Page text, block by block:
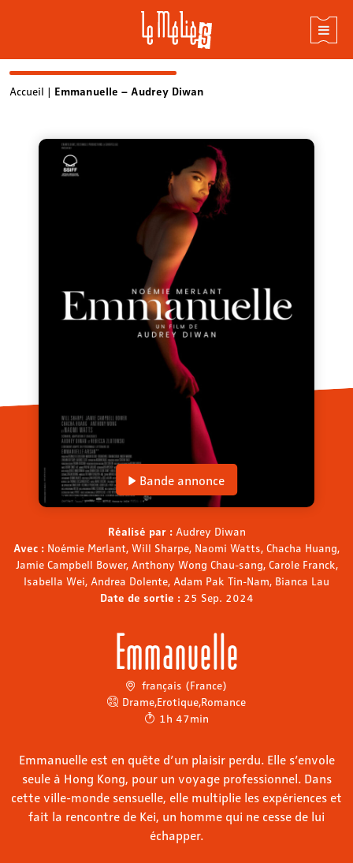
SkipAccueil | Emmanuelle – Audrey Diwan
Bande annonce
Réalisé par : Audrey Diwan
Avec : Noémie Merlant, Will Sharpe, Naomi Watts, Chacha Huang,
Jamie Campbell Bower, Anthony Wong Chau-sang, Carole Franck,
Isabella Wei, Andrea Dolente, Adam Pak Tin-Nam, Bianca Lau
Date de sortie : 25 Sep. 2024
Emmanuelle
français (France)
Drame,Erotique,Romance
1h 47min
Emmanuelle est en quête d’un plaisir perdu. Elle s’envole
seule à Hong Kong, pour un voyage professionnel. Dans
cette ville-monde sensuelle, elle multiplie les expériences et
fait la rencontre de Kei, un homme qui ne cesse de lui
échapper.